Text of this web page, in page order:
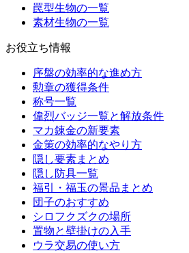
罠型生物の一覧
素材生物の一覧
お役立ち情報
序盤の効率的な進め方
勲章の獲得条件
称号一覧
偉烈バッジ一覧と解放条件
マカ錬金の新要素
金策の効率的なやり方
隠し要素まとめ
隠し防具一覧
福引・福玉の景品まとめ
団子のおすすめ
シロフクズクの場所
置物と壁掛けの入手
ウラ交易の使い方